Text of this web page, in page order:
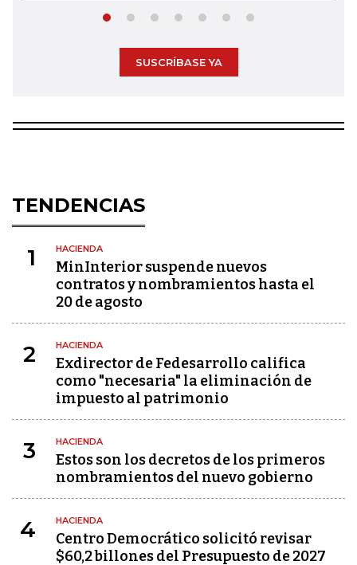
SUSCRÍBASE YA
TENDENCIAS
1 HACIENDA
MinInterior suspende nuevos
contratos y nombramientos hasta el
20 de agosto
2 HACIENDA
Exdirector de Fedesarrollo califica
como "necesaria" la eliminación de
impuesto al patrimonio
3 HACIENDA
Estos son los decretos de los primeros
nombramientos del nuevo gobierno
4 HACIENDA
Centro Democrático solicitó revisar
$60,2 billones del Presupuesto de 2027